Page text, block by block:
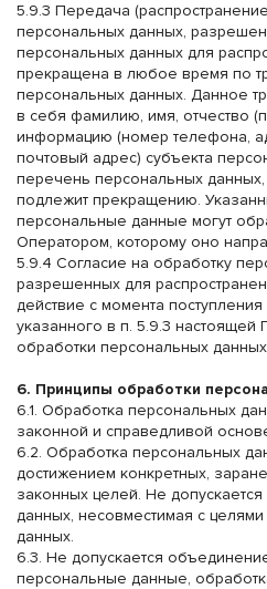
5.9.3 Передача
персональных данных,
персональных данных для
прекращена в любое время по
персональных данных. Данное
в себя фамилию, имя, отчество
информацию (номер телефона,
почтовый адрес) субъекта
перечень персональных
подлежит прекращению.
персональные данные могут
Оператором, которому оно
5.9.4 Согласие на обработку
разрешенных для
действие с момента
указанного в п. 5.9.3 настоящей
обработки персональных
6. Принципы обработки
6.1. Обработка персональных
законной и справедливой
6.2. Обработка персональных
достижением конкретных,
законных целей. Не
данных, несовместимая с
данных.
6.3. Не допускается
персональные данные,
Звенигород
работы 10-22
Волоколамск
Панфилова,
работы 10-22
Обнинск
Проспект
Время
Балашиха
Свердлова
10-22
ПВЗ
Яндекс.Маркет
Солнечногорск
Звенигород
Волоколамск
Обнинск
Размерная сетка
ЖЕНСКАЯ ОБУВЬ
Американский размер 5 5,5 6
Российский размер 35,5 36 36,5
Европейский размер 36,5 37 37,5
Длины стопы, см 23 23,5 24
МУЖСКАЯ ОБУВЬ
Американский
размер
6,5 7 7,5 8
Российский размер 39 40 40,5 41
Европейский
размер
40 41 41,5 42
Длины стопы, см 25,5 26 26,5 27
РЕГИСТРАЦИЯ НА
Простая регистрация на
Согласен с условиями
Правил пользования
Авторизация
Восстановление пароля
Пользователя с данным
регистрационные данные,
Авторизация